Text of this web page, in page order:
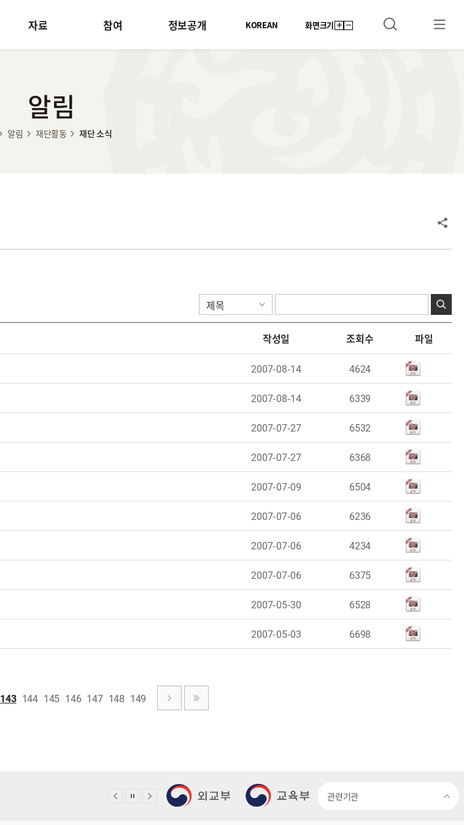
자료 참여 정보공개 KOREAN 화면크기
알림
알림 재단활동 재단 소식
작성일 조회수 파일
2007-08-14
4624
2007-08-14
6339
2007-07-27
6532
2007-07-27
6368
2007-07-09
6504
2007-07-06
6236
2007-07-06
4234
2007-07-06
6375
2007-05-30
6528
2007-05-03 6698
143 144 145 146 147 148 149
관련기관